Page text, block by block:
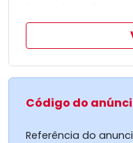
em uma localização
Entre em contato
agende uma visita.
Código do
Referência do